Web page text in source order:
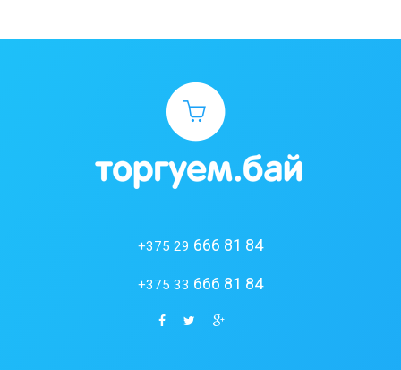
+375 29 666 81 84
+375 33 666 81 84